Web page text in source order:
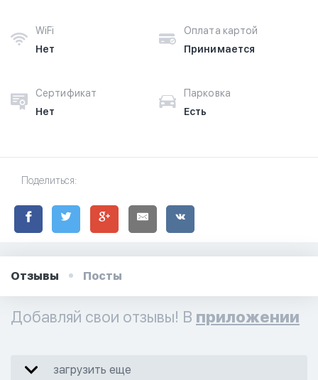
WiFi
Нет
Оплата картой
Принимается
Сертификат
Нет
Парковка
Есть
Поделиться:
Отзывы Посты
Добавляй свои отзывы! В приложении
загрузить еще